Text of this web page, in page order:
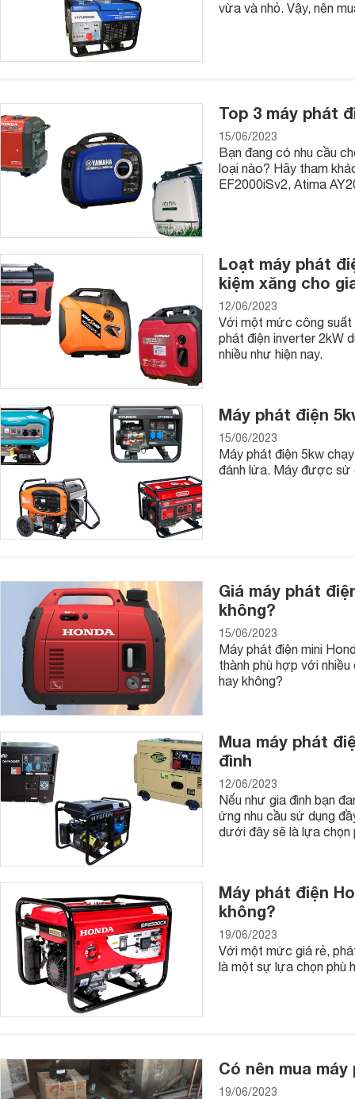
- Nếu mức tài chính của bạn dao động trong khoảng 1 -
dụng công nghệ cao, có thể dùng pin hay điện để khởi
tự động tính toán các số liệu tùy mục. Yếu tố lưu trữ các
chọn khi mua. Nói chung đây là tầm tiền khá phổ biến để
- Nếu mức tài chính của bạn trên 10 triệu vnđ thì bạn cứ
trường hiện nay.
3. Nên mua máy đo khác ở đâu tốt?
Tùy vào nhu cầu và mục đích sử dụng cũng như giá thành,
vừa và nhỏ. Vậy, nên
Top 3 máy phát
15/06/2023
Bạn đang có nhu cầu
loại nào? Hãy tham
EF2000iSv2, Atima
Loạt máy phát
kiệm xăng cho
12/06/2023
Với một mức công suất
phát điện inverter 2kW
nhiều như hiện nay.
Máy phát điện
15/06/2023
Máy phát điện 5kw
đánh lửa. Máy được sử
Giá máy phát
không?
15/06/2023
Máy phát điện mini
thành phù hợp với
hay không?
Mua máy phát
đình
12/06/2023
Nếu như gia đình bạn
ứng nhu cầu sử dụng
dưới đây sẽ là lựa chọn
Máy phát điện
không?
19/06/2023
Với một mức giá rẻ,
là một sự lựa chọn phù
Có nên mua
19/06/2023